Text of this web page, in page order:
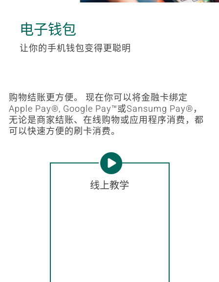
电子钱包
让你的手机钱包变得更聪明
购物结账更方便。 现在你可以将金融卡绑定
Apple Pay®, Google Pay™或Sansumg Pay®，
无论是商家结账、在线购物或应用程序消费，都
可以快速方便的刷卡消费。

线上教学